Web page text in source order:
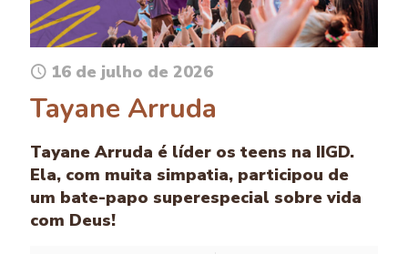
16 de julho de 2026
Tayane Arruda
Tayane Arruda é líder os teens na IIGD.
Ela, com muita simpatia, participou de
um bate-papo superespecial sobre vida
com Deus!